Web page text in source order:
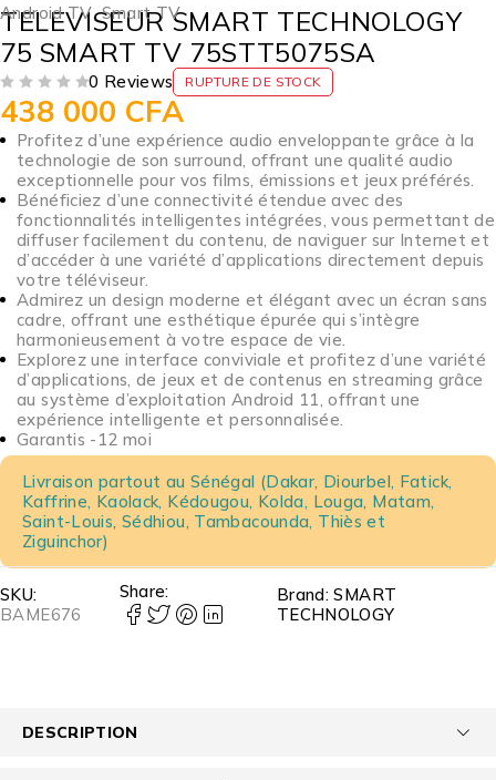
Android TV,Smart TV
TELEVISEUR SMART TECHNOLOGY
75 SMART TV 75STT5075SA
0 Reviews RUPTURE DE STOCK
438 000 CFA
Profitez d’une expérience audio enveloppante grâce à la
technologie de son surround, offrant une qualité audio
exceptionnelle pour vos films, émissions et jeux préférés.
Bénéficiez d’une connectivité étendue avec des
fonctionnalités intelligentes intégrées, vous permettant de
diffuser facilement du contenu, de naviguer sur Internet et
d’accéder à une variété d’applications directement depuis
votre téléviseur.
Admirez un design moderne et élégant avec un écran sans
cadre, offrant une esthétique épurée qui s’intègre
harmonieusement à votre espace de vie.
Explorez une interface conviviale et profitez d’une variété
d’applications, de jeux et de contenus en streaming grâce
au système d’exploitation Android 11, offrant une
expérience intelligente et personnalisée.
Garantis -12 moi
Livraison partout au Sénégal (Dakar, Diourbel, Fatick,
Kaffrine, Kaolack, Kédougou, Kolda, Louga, Matam,
Saint-Louis, Sédhiou, Tambacounda, Thiès et
Ziguinchor)
SKU:
BAME676
Share: Brand:SMART
TECHNOLOGY
DESCRIPTION